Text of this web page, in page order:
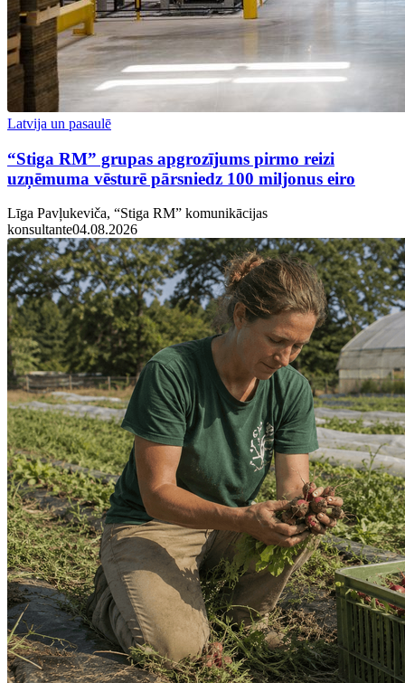
Latvija un pasaulē
“Stiga RM” grupas apgrozījums pirmo reizi
uzņēmuma vēsturē pārsniedz 100 miljonus eiro
Līga Pavļukeviča, “Stiga RM” komunikācijas
konsultante04.08.2026